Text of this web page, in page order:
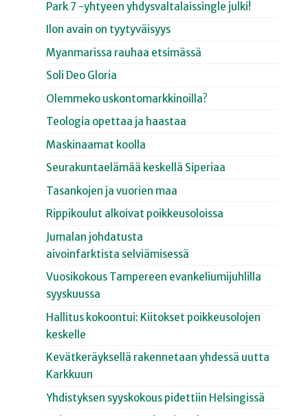
Park 7 -yhtyeen yhdysvaltalaissingle julki!
Ilon avain on tyytyväisyys
Myanmarissa rauhaa etsimässä
Soli Deo Gloria
Olemmeko uskontomarkkinoilla?
Teologia opettaa ja haastaa
Maskinaamat koolla
Seurakuntaelämää keskellä Siperiaa
Tasankojen ja vuorien maa
Rippikoulut alkoivat poikkeusoloissa
Jumalan johdatusta
aivoinfarktista selviämisessä
Vuosikokous Tampereen evankeliumijuhlilla
syyskuussa
Hallitus kokoontui: Kiitokset poikkeusolojen
keskelle
Kevätkeräyksellä rakennetaan yhdessä uutta
Karkkuun
Yhdistyksen syyskokous pidettiin Helsingissä